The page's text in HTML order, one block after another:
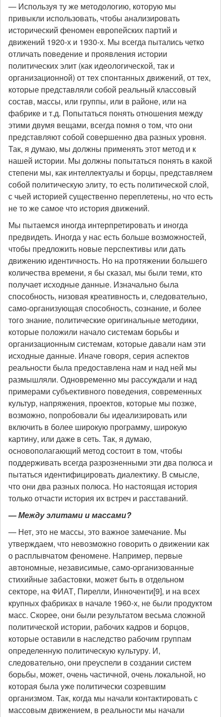
— Используя ту же методологию, которую мы
привыкли использовать, чтобы анализировать
исторический феномен европейских партий и
движений 1920-х и 1930-х. Мы всегда пытались четко
отличать поведение и проявления истории
политических элит (как идеологической, так и
организационной) от тех спонтанных движений, от тех,
которые представляли собой реальный классовый
состав, массы, или группы, или в районе, или на
фабрике и т.д. Попытаться понять отношения между
этими двумя вещами, всегда помня о том, что они
представляют собой совершенно два разных уровня.
Так, я думаю, мы должны применять этот метод и к
нашей истории. Мы должны попытаться понять в какой
степени мы, как интеллектуалы и борцы, представляем
собой политическую элиту, то есть политической слой,
с чьей историей существенно переплетены, но что есть
не то же самое что история движений.
Мы пытаемся иногда интерпретировать и иногда
предвидеть. Иногда у нас есть больше возможностей,
чтобы предложить новые перспективы или дать
движению идентичность. Но на протяжении большего
количества времени, я бы сказал, мы были теми, кто
получает исходные данные. Изначально была
способность, низовая креативность и, следовательно,
само-организующая способность, сознание, и более
того знание, политические оригинальные методики,
которые положили начало системам борьбы и
организационным системам, которые давали нам эти
исходные данные. Иначе говоря, серия аспектов
реальности была предоставлена нам и над ней мы
размышляли. Одновременно мы рассуждали и над
примерами субъективного поведения, современных
культур, напряжения, проектов, которые мы позже,
возможно, попробовали бы идеализировать или
включить в более широкую программу, широкую
картину, или даже в сеть. Так, я думаю,
основополагающий метод состоит в том, чтобы
поддерживать всегда разрозненными эти два полюса и
пытаться идентифицировать диалектику. В смысле,
что они два разных полюса. Но настоящая история
только отчасти история их встреч и расставаний.
— Между элитами и массами?
— Нет, это не массы, это важное замечание. Мы
утверждаем, что невозможно говорить о движении как
о расплывчатом феномене. Например, первые
автономные, независимые, само-организованные
стихийные забастовки, может быть в отдельном
секторе, на ФИАТ, Пирелли, Инноченти[9], и на всех
крупных фабриках в начале 1960-х, не были продуктом
масс. Скорее, они были результатом весьма сложной
политической истории, рабочих кадров и борцов,
которые оставили в наследство рабочим группам
определенную политическую культуру. И,
следовательно, они преуспели в создании систем
борьбы, может, очень частичной, очень локальной, но
которая была уже политически созревшим
организмом. Так, когда мы начали контактировать с
массовым движением, в реальности мы начали